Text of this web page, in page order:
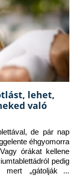
lehet,
való
de pár nap
éhgyomorra
órákat kellene
pedig
mert „gátolják a